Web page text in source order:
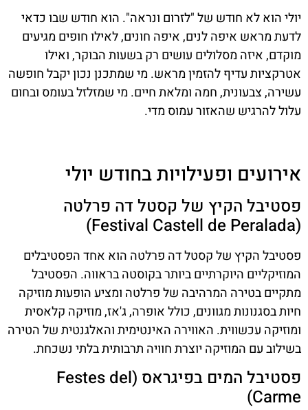
יולי הוא לא חודש של "לזרום ונראה". הוא חודש שבו כדאי
לדעת מראש איפה לנים, איפה חונים, לאילו חופים מגיעים
מוקדם, איזה מסלולים עושים רק בשעות הבוקר, ואילו
אטרקציות עדיף להזמין מראש. מי שמתכנן נכון יקבל חופשה
עשירה, צבעונית, חמה ומלאת חיים. מי שמזלזל בעומס ובחום
עלול להרגיש שהאזור עמוס מדי.
אירועים ופעילויות בחודש יולי
פסטיבל הקיץ של קסטל דה פרלטה
(Festival Castell de Peralada)
פסטיבל הקיץ של קסטל דה פרלטה הוא אחד הפסטיבלים
המוזיקליים היוקרתיים ביותר בקוסטה בראווה. הפסטיבל
מתקיים בטירה המרהיבה של פרלטה ומציע הופעות מוזיקה
חיות בסגנונות מגוונים, כולל אופרה, ג'אז, מוזיקה קלאסית
ומוזיקה עכשווית. האווירה האינטימית והאלגנטית של הטירה
בשילוב עם המוזיקה יוצרת חוויה תרבותית בלתי נשכחת.
פסטיבל המים בפיגראס (Festes del
Carme)